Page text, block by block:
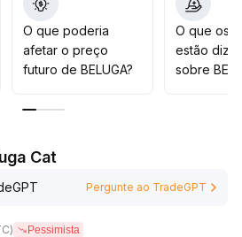
sendo necessário cautela com
posições curtas
e longo prazo devem monitorar
fundamental do
oportunidades cíclicas,
O que poderia
afetar o preço
futuro de BELUGA?
O que os
estão
sobre
Cat
Pergunte ao TradeGPT
Pessimista